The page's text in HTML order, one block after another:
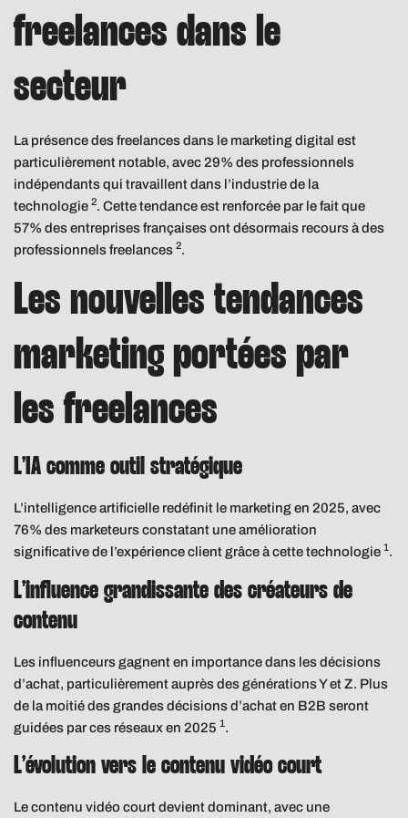
freelances dans le
secteur
La présence des freelances dans le marketing digital est
particulièrement notable, avec 29% des professionnels
indépendants qui travaillent dans l’industrie de la
technologie 2. Cette tendance est renforcée par le fait que
57% des entreprises françaises ont désormais recours à des
professionnels freelances 2.
Les nouvelles tendances
marketing portées par
les freelances
L’IA comme outil stratégique
L’intelligence artificielle redéfinit le marketing en 2025, avec
76% des marketeurs constatant une amélioration
significative de l’expérience client grâce à cette technologie 1.
L’influence grandissante des créateurs de
contenu
Les influenceurs gagnent en importance dans les décisions
d’achat, particulièrement auprès des générations Y et Z. Plus
de la moitié des grandes décisions d’achat en B2B seront
guidées par ces réseaux en 2025 1 .
L’évolution vers le contenu vidéo court
Le contenu vidéo court devient dominant, avec une